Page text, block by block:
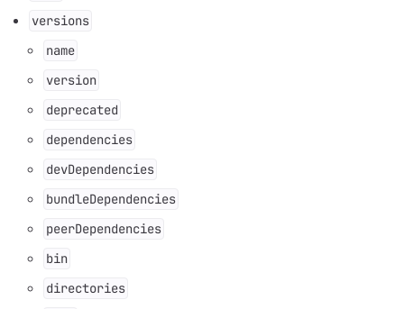
versions
name
version
deprecated
dependencies
devDependencies
bundleDependencies
peerDependencies
bin
directories